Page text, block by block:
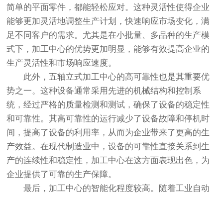
简单的平面零件，都能轻松应对。这种灵活性使得企业
能够更加灵活地调整生产计划，快速响应市场变化，满
足不同客户的需求。尤其是在小批量、多品种的生产模
式下，加工中心的优势更加明显，能够有效提高企业的
生产灵活性和市场响应速度。
此外，五轴立式加工中心的高可靠性也是其重要优
势之一。这种设备通常采用先进的机械结构和控制系
统，经过严格的质量检测和测试，确保了设备的稳定性
和可靠性。其高可靠性的运行减少了设备故障和停机时
间，提高了设备的利用率，从而为企业带来了更高的生
产效益。在现代制造业中，设备的可靠性直接关系到生
产的连续性和稳定性，加工中心在这方面表现出色，为
企业提供了可靠的生产保障。
最后，加工中心的智能化程度较高。随着工业自动